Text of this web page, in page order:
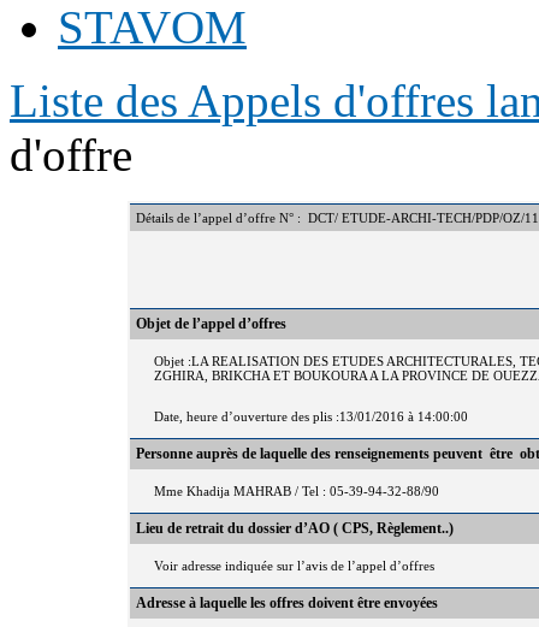
STAVOM
Liste des Appels d'offres
d'offre
Détails de l’appel d’offre N° : DCT/ ETUDE-ARCHI-TECH/PDP/OZ/
Objet de l’appel d’offres
Objet :LA REALISATION DES ETUDES ARCHITECTURALES,
ZGHIRA, BRIKCHA ET BOUKOURA A LA PROVINCE DE
Date, heure d’ouverture des plis :13/01/2016 à 14:00:00
Personne auprès de laquelle des renseignements peuvent être
Mme Khadija MAHRAB / Tel : 05-39-94-32-88/90
Lieu de retrait du dossier d’AO ( CPS, Règlement..)
Voir adresse indiquée sur l’avis de l’appel d’offres
Adresse à laquelle les offres doivent être envoyées